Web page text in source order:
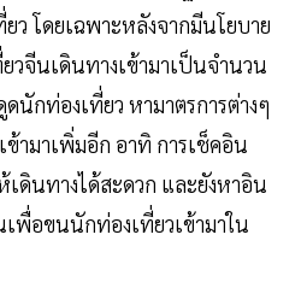
ว โดยเฉพาะหลังจากมีนโยบาย
วจีนเดินทางเข้ามาเป็นจำนวน
นักท่องเที่ยว หามาตรการต่างๆ
ามาเพิ่มอีก อาทิ การเช็คอิน
เดินทางได้สะดวก และยังหาอิน
พื่อขนนักท่องเที่ยวเข้ามาใน